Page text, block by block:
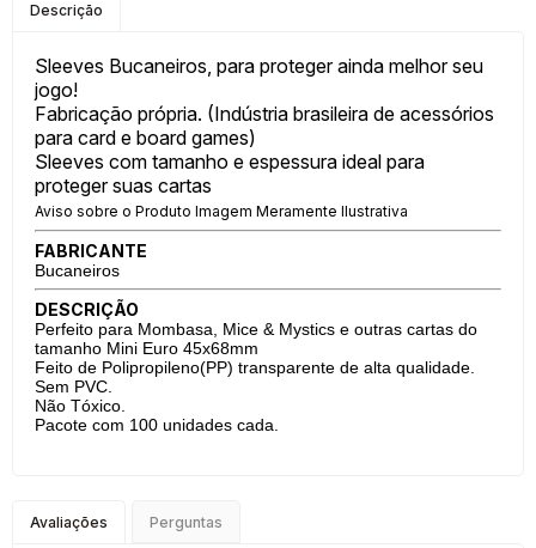
Descrição
Sleeves Bucaneiros, para proteger ainda melhor seu
jogo!
Fabricação própria. (Indústria brasileira de acessórios
para card e board games)
Sleeves com tamanho e espessura ideal para
proteger suas cartas
Aviso sobre o Produto Imagem Meramente Ilustrativa
FABRICANTE
Bucaneiros
DESCRIÇÃO
Perfeito para Mombasa, Mice & Mystics e outras cartas do
tamanho Mini Euro 45x68mm
Feito de Polipropileno(PP) transparente de alta qualidade.
Sem PVC.
Não Tóxico.
Pacote com 100 unidades cada.
Avaliações Perguntas